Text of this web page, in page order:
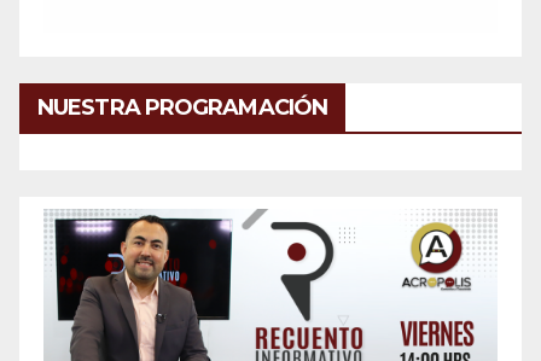
NUESTRA PROGRAMACIÓN